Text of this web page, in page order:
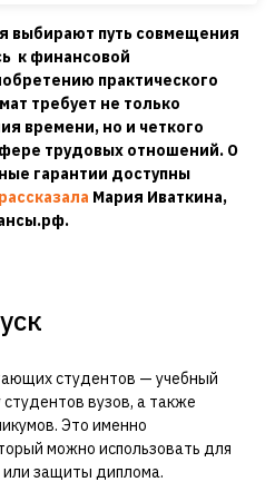
выбирают путь совмещения
к финансовой
практического
требует не только
времени, но и четкого
трудовых отношений. О
гарантии доступны
рассказала Мария Иваткина,
студентов — учебный
студентов вузов, а также
Это именно
можно использовать для
или защиты диплома.